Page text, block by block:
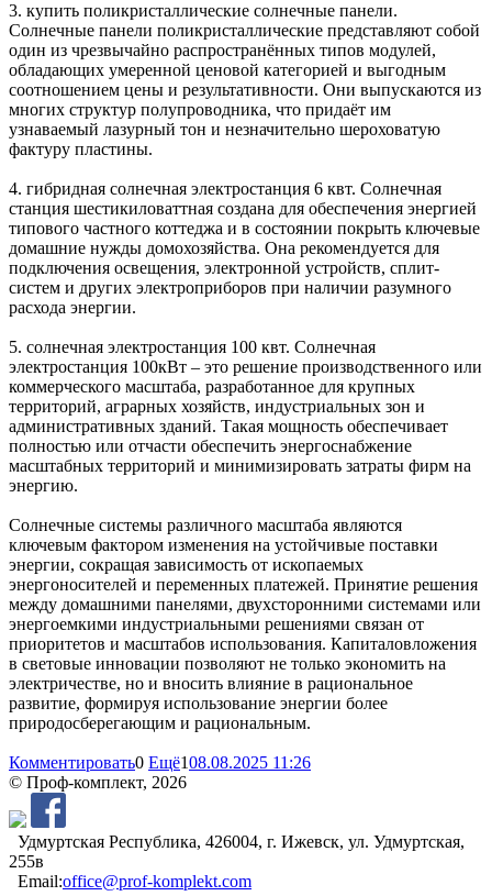
3. купить поликристаллические солнечные панели.
Солнечные панели поликристаллические представляют собой
один из чрезвычайно распространённых типов модулей,
обладающих умеренной ценовой категорией и выгодным
соотношением цены и результативности. Они выпускаются из
многих структур полупроводника, что придаёт им
узнаваемый лазурный тон и незначительно шероховатую
фактуру пластины.
4. гибридная солнечная электростанция 6 квт. Солнечная
станция шестикиловаттная создана для обеспечения энергией
типового частного коттеджа и в состоянии покрыть ключевые
домашние нужды домохозяйства. Она рекомендуется для
подключения освещения, электронной устройств, сплит-
систем и других электроприборов при наличии разумного
расхода энергии.
5. солнечная электростанция 100 квт. Солнечная
электростанция 100кВт – это решение производственного или
коммерческого масштаба, разработанное для крупных
территорий, аграрных хозяйств, индустриальных зон и
административных зданий. Такая мощность обеспечивает
полностью или отчасти обеспечить энергоснабжение
масштабных территорий и минимизировать затраты фирм на
энергию.
Солнечные системы различного масштаба являются
ключевым фактором изменения на устойчивые поставки
энергии, сокращая зависимость от ископаемых
энергоносителей и переменных платежей. Принятие решения
между домашними панелями, двухсторонними системами или
энергоемкими индустриальными решениями связан от
приоритетов и масштабов использования. Капиталовложения
в световые инновации позволяют не только экономить на
электричестве, но и вносить влияние в рациональное
развитие, формируя использование энергии более
природосберегающим и рациональным.
Комментировать0 Ещё108.08.2025 11:26
© Проф-комплект, 2026
Удмуртская Республика, 426004, г. Ижевск, ул. Удмуртская,
255в
Email:office@prof-komplekt.com